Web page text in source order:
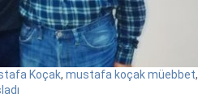
Koçak, mustafa koçak müebbet,